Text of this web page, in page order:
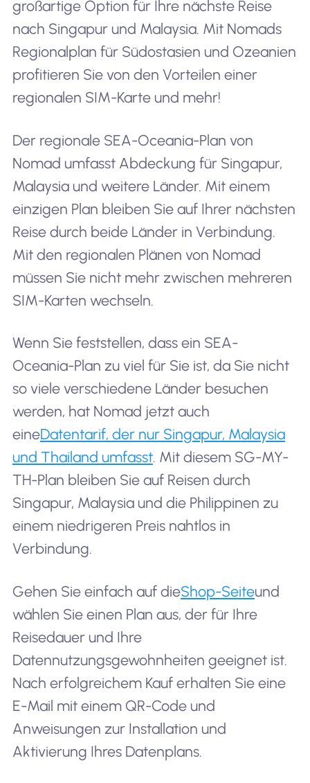
großartige Option für Ihre nächste Reise
nach Singapur und Malaysia. Mit Nomads
Regionalplan für Südostasien und Ozeanien
profitieren Sie von den Vorteilen einer
regionalen SIM-Karte und mehr!
Der regionale SEA-Oceania-Plan von
Nomad umfasst Abdeckung für Singapur,
Malaysia und weitere Länder. Mit einem
einzigen Plan bleiben Sie auf Ihrer nächsten
Reise durch beide Länder in Verbindung.
Mit den regionalen Plänen von Nomad
müssen Sie nicht mehr zwischen mehreren
SIM-Karten wechseln.
Wenn Sie feststellen, dass ein SEA-
Oceania-Plan zu viel für Sie ist, da Sie nicht
so viele verschiedene Länder besuchen
werden, hat Nomad jetzt auch
eineDatentarif, der nur Singapur, Malaysia
und Thailand umfasst. Mit diesem SG-MY-
TH-Plan bleiben Sie auf Reisen durch
Singapur, Malaysia und die Philippinen zu
einem niedrigeren Preis nahtlos in
Verbindung.
Gehen Sie einfach auf dieShop-Seiteund
wählen Sie einen Plan aus, der für Ihre
Reisedauer und Ihre
Datennutzungsgewohnheiten geeignet ist.
Nach erfolgreichem Kauf erhalten Sie eine
E-Mail mit einem QR-Code und
Anweisungen zur Installation und
Aktivierung Ihres Datenplans.